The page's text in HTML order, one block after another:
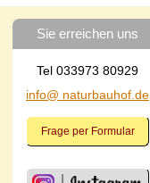
Sie erreichen uns
Tel 033973 80929
info@ naturbauhof.de
Frage per Formular